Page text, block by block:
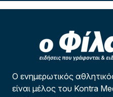
Ο ενημερωτικός
είναι μέλος του Kontra